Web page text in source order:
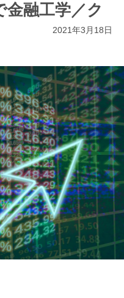
金融工学／ク
2021年3月18日